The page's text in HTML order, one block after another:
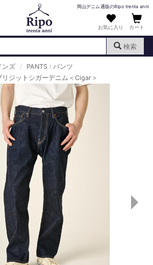
岡山デニム通販のRipo trenta anni
お気に入り カート
検索
登録）
ム
ツ
ス
: Tシャツ
ット
ャツ
ター
ス
ンズ
PANTS : パンツ
ジットシガーデニム＜Cigar＞